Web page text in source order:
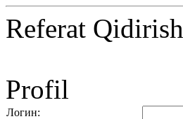
Referat Qidirish
Profil
Логин: